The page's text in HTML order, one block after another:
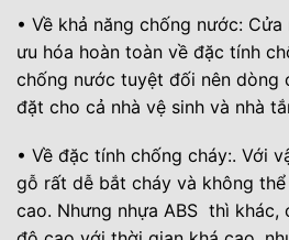
• Về khả năng chống nước:
ưu hóa hoàn toàn về đặc tính
chống nước tuyệt đối nên dòng
đặt cho cả nhà vệ sinh và nhà
• Về đặc tính chống cháy:. Với
gỗ rất dễ bắt cháy và không
cao. Nhưng nhựa ABS thì khác,